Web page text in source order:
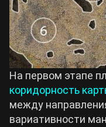
На первом этапе
коридорность
между
вариативности